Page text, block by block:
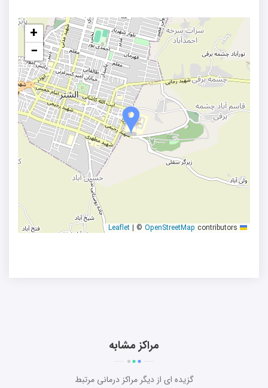
+
−
| © OpenStreetMap contributors
مراکز مشابه
گزیده ای از دیگر مراکز درمانی مرتبط